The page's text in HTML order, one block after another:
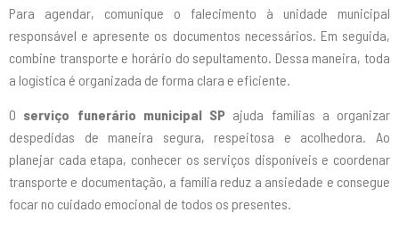
Para agendar, comunique o falecimento à unidade municipal
responsável e apresente os documentos necessários. Em seguida,
combine transporte e horário do sepultamento. Dessa maneira, toda
a logística é organizada de forma clara e eficiente.
O serviço funerário municipal SP ajuda famílias a organizar
despedidas de maneira segura, respeitosa e acolhedora. Ao
planejar cada etapa, conhecer os serviços disponíveis e coordenar
transporte e documentação, a família reduz a ansiedade e consegue
focar no cuidado emocional de todos os presentes.